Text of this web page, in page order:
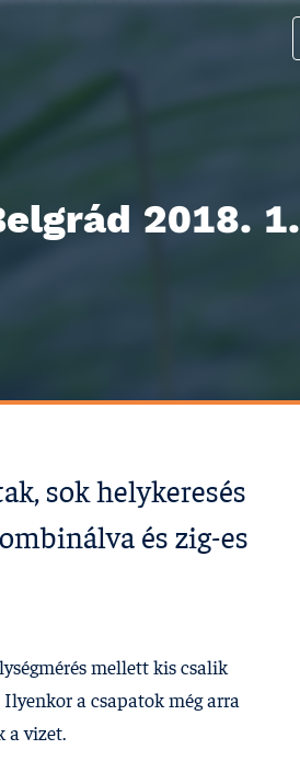
2018. 1.
sok helykeresés
és zig-es
mellett kis csalik
a csapatok még arra
a vizet.